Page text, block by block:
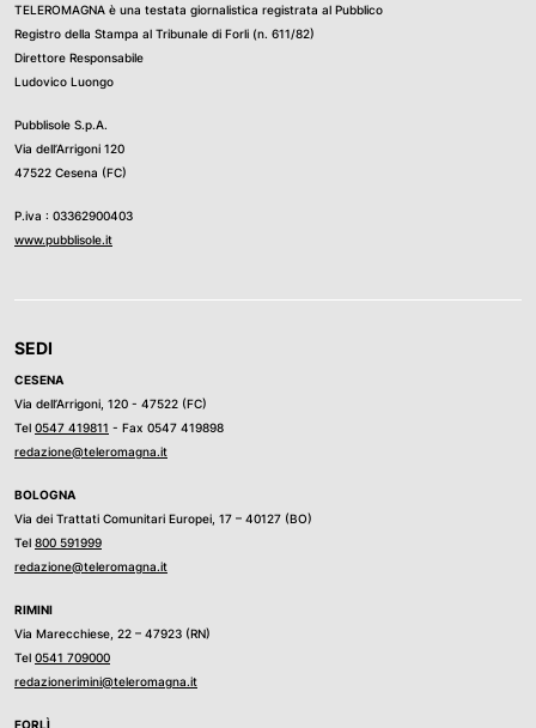
TELEROMAGNA è una testata giornalistica registrata al Pubblico
Registro della Stampa al Tribunale di Forli (n. 611/82)
Direttore Responsabile
Ludovico Luongo
Pubblisole S.p.A.
Via dell’Arrigoni 120
47522 Cesena (FC)
P.iva : 03362900403
www.pubblisole.it
SEDI
CESENA
Via dell’Arrigoni, 120 - 47522 (FC)
Tel 0547 419811 - Fax 0547 419898
redazione@teleromagna.it
BOLOGNA
Via dei Trattati Comunitari Europei, 17 – 40127 (BO)
Tel 800 591999
redazione@teleromagna.it
RIMINI
Via Marecchiese, 22 – 47923 (RN)
Tel 0541 709000
redazionerimini@teleromagna.it
FORLÌ